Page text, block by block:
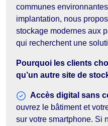
communes
implantation, nous
stockage modernes aux
qui recherchent une
Pourquoi les clients
qu’un autre site de
Accès digital sans
ouvrez le bâtiment et
sur votre smartphone. Si